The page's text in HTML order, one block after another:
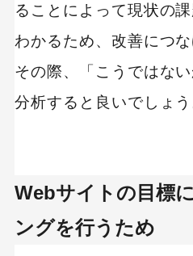
ることによって現状の
わかるため、改善につ
その際、「こうではな
分析すると良いでしょう
Webサイトの目標
ングを行うため